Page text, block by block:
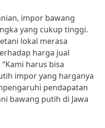
impor bawang
yang cukup tinggi.
lokal merasa
harga jual
harus bisa
impor yang harganya
pendapatan
bawang putih di Jawa